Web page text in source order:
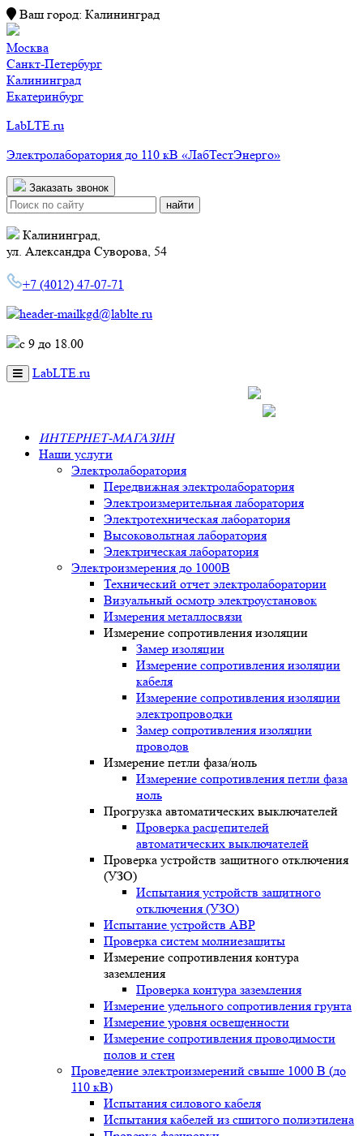
Ваш город: Калининград
Москва
Санкт-Петербург
Калининград
Екатеринбург
LabLTE.ru
Электролаборатория до 110 кВ «ЛабТестЭнерго»
Заказать звонок
Поиск:
Калининград,
ул. Александра Суворова, 54
+7 (4012) 47-07-71
kgd@lablte.ru
c 9 до 18.00
Toggle
navigation
LabLTE.ru
ИНТЕРНЕТ-МАГАЗИН
Наши услуги
Электролаборатория
Передвижная электролаборатория
Электроизмерительная лаборатория
Электротехническая лаборатория
Высоковольтная лаборатория
Электрическая лаборатория
Электроизмерения до 1000В
Технический отчет электролаборатории
Визуальный осмотр электроустановок
Измерения металлосвязи
Измерение сопротивления изоляции
Замер изоляции
Измерение сопротивления изоляции
кабеля
Измерение сопротивления изоляции
электропроводки
Замер сопротивления изоляции
проводов
Измерение петли фаза/ноль
Измерение сопротивления петли фаза
ноль
Прогрузка автоматических выключателей
Проверка расцепителей
автоматических выключателей
Проверка устройств защитного отключения
(УЗО)
Испытания устройств защитного
отключения (УЗО)
Испытание устройств АВР
Проверка систем молниезащиты
Измерение сопротивления контура
заземления
Проверка контура заземления
Измерение удельного сопротивления грунта
Измерение уровня освещенности
Измерение сопротивления проводимости
полов и стен
Проведение электроизмерений свыше 1000 В (до
110 кВ)
Испытания силового кабеля
Испытания кабелей из сшитого полиэтилена